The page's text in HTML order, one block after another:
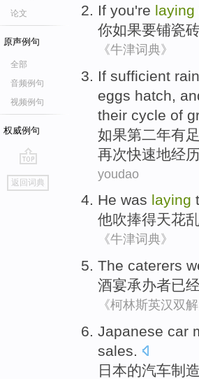
论文
原声例句
全部
音频例句
视频例句
权威例句
go
top
返回词典
If you're laying
你如果要铺瓷
《牛津词典》
If sufficient
eggs hatch ,
their cycle of
如果第二年有
再次快速地经
youdao
He was laying
他吹捧得天花
《牛津词典》
The caterers
酒宴承办者已
《柯林斯英汉双
Japanese car
sales.
日本的汽车制